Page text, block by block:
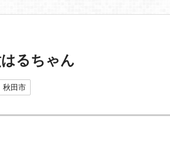
るちゃん
秋田市